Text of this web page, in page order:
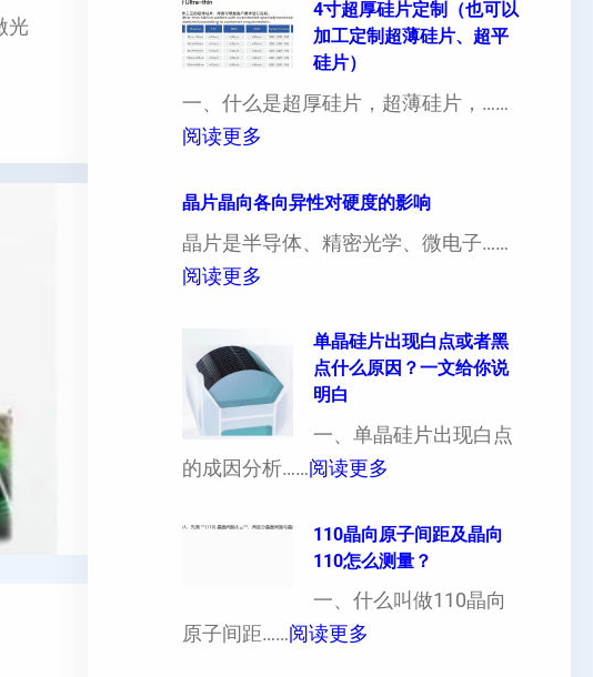
光
4寸超厚硅片定制（也可以
加工定制超薄硅片、超平
硅片）
一、什么是超厚硅片，超薄硅片，……
阅读更多
寸
超
定
制
（
也
以
定
晶片晶向各向异性对硬度的影响
晶片是半导体、精密光学、微电子……
阅读更多
晶
向
各
向
度
单晶硅片出现白点或者黑
点什么原因？一文给你说
明白
一、单晶硅片出现白点
的成因分析……阅读更多
晶
硅
片
110晶向原子间距及晶向
110怎么测量？
一、什么叫做110晶向
原子间距……阅读更多